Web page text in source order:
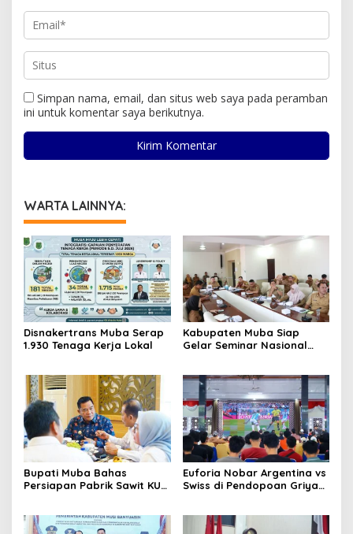
Simpan nama, email, dan situs web saya pada peramban
ini untuk komentar saya berikutnya.
WARTA LAINNYA:
Disnakertrans Muba Serap
1.930 Tenaga Kerja Lokal
Kabupaten Muba Siap
Gelar Seminar Nasional
Bupati Muba Bahas
Persiapan Pabrik Sawit KUD
Euforia Nobar Argentina vs
Swiss di Pendopoan Griya